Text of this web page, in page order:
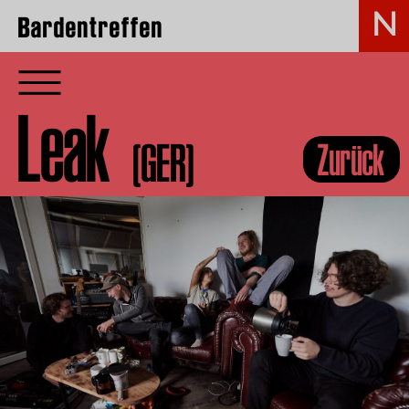
Bardentreffen
Leak (GER) Zurück